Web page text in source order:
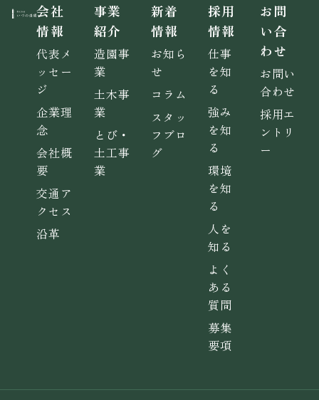
会社
情報
代表メ
ッセー
ジ
企業理
念
会社概
要
交通ア
クセス
沿革
事業
紹介
造園事
業
土木事
業
とび・
土工事
業
新着
情報
お知ら
せ
コラム
スタッ
フブロ
グ
採用
情報
仕事
を知
る
強み
を知
る
環境
を知
る
人を
知る
よく
ある
質問
募集
要項
お問
い合
わせ
お問い
合わせ
採用エ
ントリ
ー